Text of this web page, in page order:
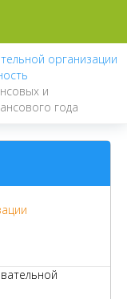
организации
и
года